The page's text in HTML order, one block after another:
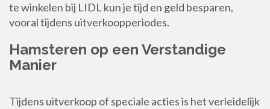
te winkelen bij LIDL kun je tijd en geld besparen,
vooral tijdens uitverkoopperiodes.
Hamsteren op een Verstandige
Manier
Tijdens uitverkoop of speciale acties is het verleidelijk